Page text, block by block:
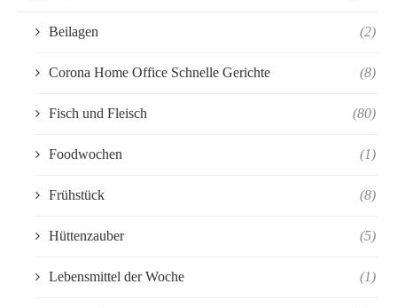
Beilagen (2)
Corona Home Office Schnelle Gerichte (8)
Fisch und Fleisch (80)
Foodwochen (1)
Frühstück (8)
Hüttenzauber (5)
Lebensmittel der Woche (1)